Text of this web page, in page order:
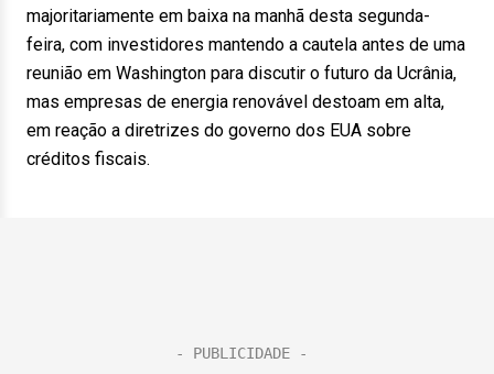
majoritariamente em baixa na manhã desta segunda-
feira, com investidores mantendo a cautela antes de uma
reunião em Washington para discutir o futuro da Ucrânia,
mas empresas de energia renovável destoam em alta,
em reação a diretrizes do governo dos EUA sobre
créditos fiscais.